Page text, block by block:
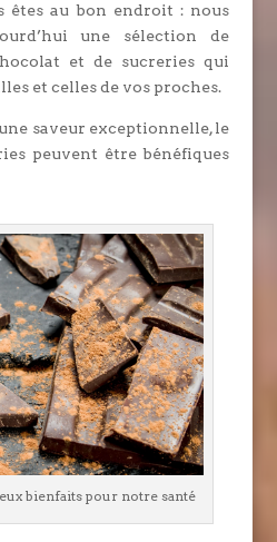
êtes au bon endroit : nous
une sélection de
et de sucreries qui
et celles de vos proches.
saveur exceptionnelle, le
peuvent être bénéfiques
bienfaits pour notre santé